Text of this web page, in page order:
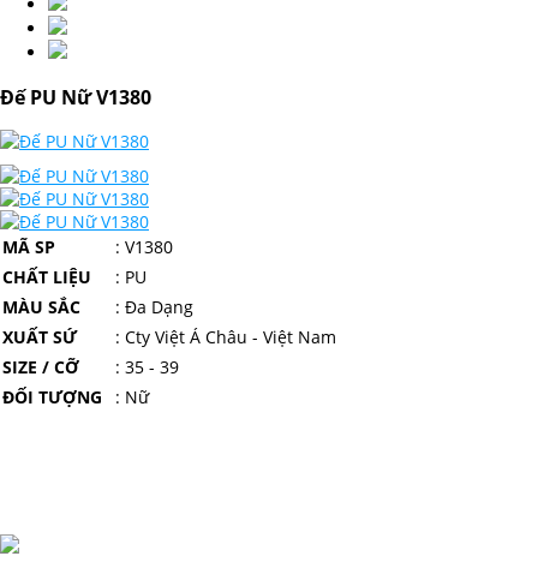
Đế PU Nữ V1380
MÃ SP
: V1380
CHẤT LIỆU
: PU
MÀU SẮC
: Đa Dạng
XUẤT SỨ
: Cty Việt Á Châu - Việt Nam
SIZE / CỠ
: 35 - 39
ĐỐI TƯỢNG
: Nữ